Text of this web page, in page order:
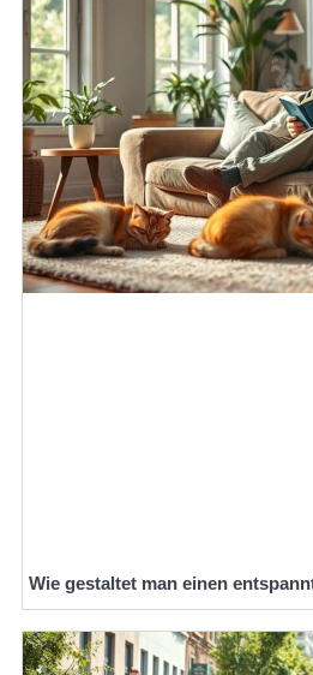
Wie gestaltet man einen